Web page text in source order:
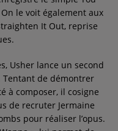
le voit également aux
It Out, reprise
Usher lance un second
Tentant de démontrer
à composer, il cosigne
de recruter Jermaine
pour réaliser l’opus.